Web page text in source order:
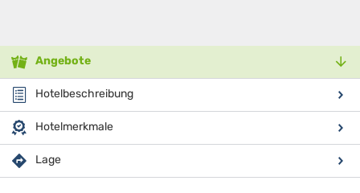
Angebote
Hotelbeschreibung
Hotelmerkmale
Lage